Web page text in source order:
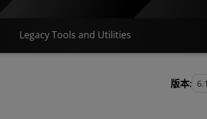
Legacy Tools and Utilities
版本: